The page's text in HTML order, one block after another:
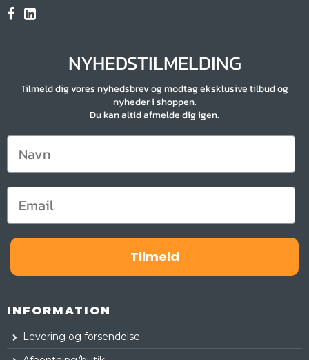
NYHEDSTILMELDING
Tilmeld dig vores nyhedsbrev og modtag eksklusive tilbud og
nyheder i shoppen.
Du kan altid afmelde dig igen.
Tilmeld
INFORMATION
Levering og forsendelse